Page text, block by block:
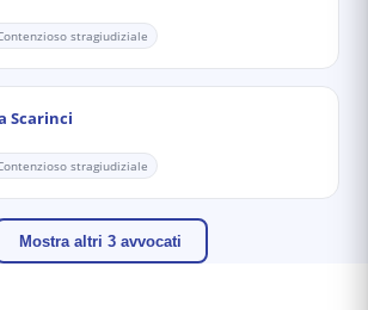
stragiudiziale
Scarinci
stragiudiziale
Mostra altri 3 avvocati